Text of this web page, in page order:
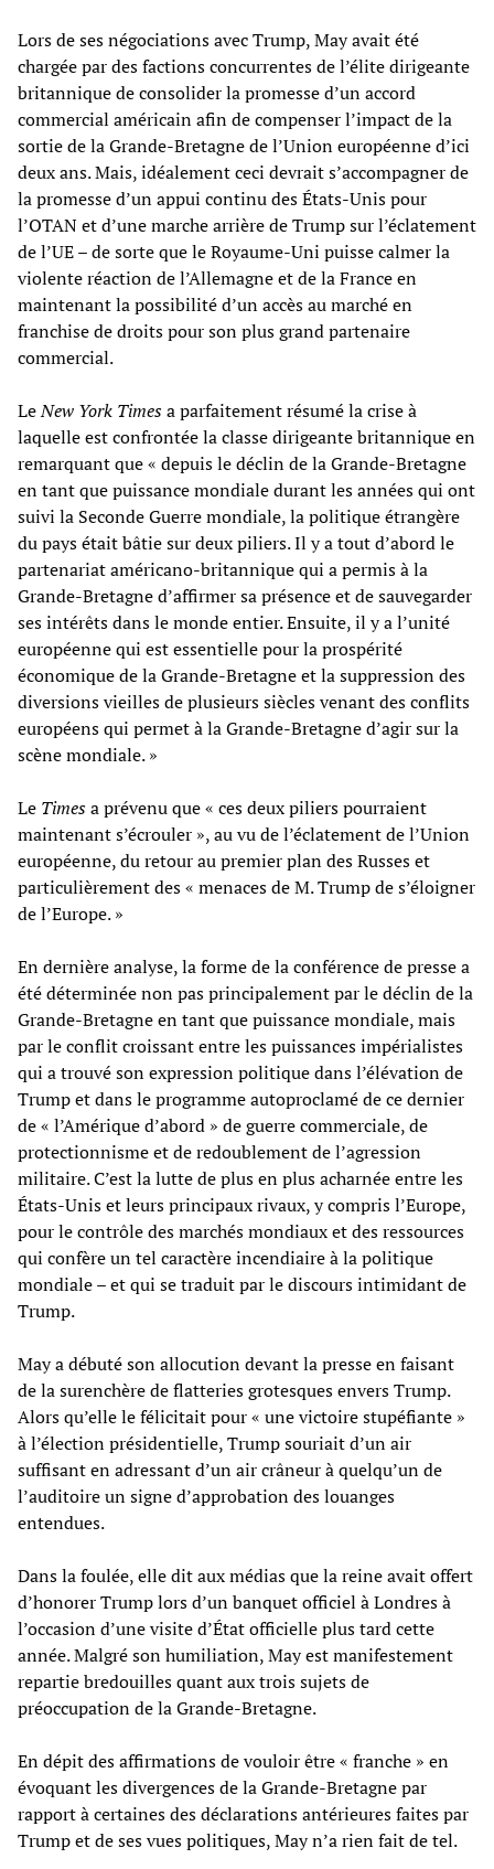
Lors de ses négociations avec Trump, May avait été
chargée par des factions concurrentes de l’élite dirigeante
britannique de consolider la promesse d’un accord
commercial américain afin de compenser l’impact de la
sortie de la Grande-Bretagne de l’Union européenne d’ici
deux ans. Mais, idéalement ceci devrait s’accompagner de
la promesse d’un appui continu des États-Unis pour
l’OTAN et d’une marche arrière de Trump sur l’éclatement
de l’UE – de sorte que le Royaume-Uni puisse calmer la
violente réaction de l’Allemagne et de la France en
maintenant la possibilité d’un accès au marché en
franchise de droits pour son plus grand partenaire
commercial.
LeNew York Timesa parfaitement résumé la crise à
laquelle est confrontée la classe dirigeante britannique en
remarquant que « depuis le déclin de la Grande-Bretagne
en tant que puissance mondiale durant les années qui ont
suivi la Seconde Guerre mondiale, la politique étrangère
du pays était bâtie sur deux piliers. Il y a tout d’abord le
partenariat américano-britannique qui a permis à la
Grande-Bretagne d’affirmer sa présence et de sauvegarder
ses intérêts dans le monde entier. Ensuite, il y a l’unité
européenne qui est essentielle pour la prospérité
économique de la Grande-Bretagne et la suppression des
diversions vieilles de plusieurs siècles venant des conflits
européens qui permet à la Grande-Bretagne d’agir sur la
scène mondiale. »
Le Timesa prévenu que « ces deux piliers pourraient
maintenant s’écrouler », au vu de l’éclatement de l’Union
européenne, du retour au premier plan des Russes et
particulièrement des « menaces de M. Trump de s’éloigner
de l’Europe. »
En dernière analyse, la forme de la conférence de presse a
été déterminée non pas principalement par le déclin de la
Grande-Bretagne en tant que puissance mondiale, mais
par le conflit croissant entre les puissances impérialistes
qui a trouvé son expression politique dans l’élévation de
Trump et dans le programme autoproclamé de ce dernier
de « l’Amérique d’abord » de guerre commerciale, de
protectionnisme et de redoublement de l’agression
militaire. C’est la lutte de plus en plus acharnée entre les
États-Unis et leurs principaux rivaux, y compris l’Europe,
pour le contrôle des marchés mondiaux et des ressources
qui confère un tel caractère incendiaire à la politique
mondiale – et qui se traduit par le discours intimidant de
Trump.
May a débuté son allocution devant la presse en faisant
de la surenchère de flatteries grotesques envers Trump.
Alors qu’elle le félicitait pour « une victoire stupéfiante »
à l’élection présidentielle, Trump souriait d’un air
suffisant en adressant d’un air crâneur à quelqu’un de
l’auditoire un signe d’approbation des louanges
entendues.
Dans la foulée, elle dit aux médias que la reine avait offert
d’honorer Trump lors d’un banquet officiel à Londres à
l’occasion d’une visite d’État officielle plus tard cette
année. Malgré son humiliation, May est manifestement
repartie bredouilles quant aux trois sujets de
préoccupation de la Grande-Bretagne.
En dépit des affirmations de vouloir être « franche » en
évoquant les divergences de la Grande-Bretagne par
rapport à certaines des déclarations antérieures faites par
Trump et de ses vues politiques, May n’a rien fait de tel.